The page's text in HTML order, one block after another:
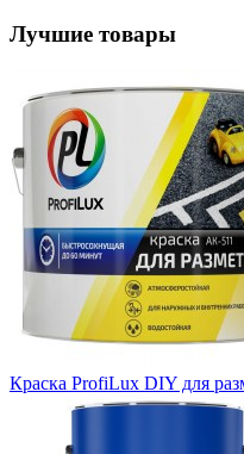
Лучшие товары
Краска ProfiLux DIY для